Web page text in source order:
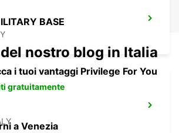
BASE
nostro blog in Italia
i tuoi vantaggi Privilege For You
gratuitamente
a Venezia